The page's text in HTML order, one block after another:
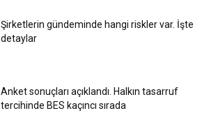
Şirketlerin gündeminde hangi riskler var. İşte
detaylar
Anket sonuçları açıklandı. Halkın tasarruf
tercihinde BES kaçıncı sırada